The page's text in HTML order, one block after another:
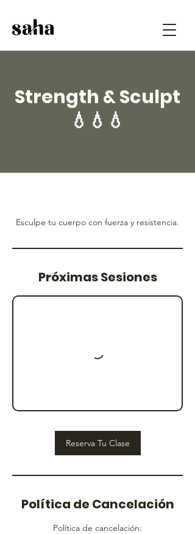
Strength & Sculpt
💧💧💧
Esculpe tu cuerpo con fuerza y resistencia.
Próximas Sesiones
Reserva Tu Clase
Política de Cancelación
Política de cancelación: